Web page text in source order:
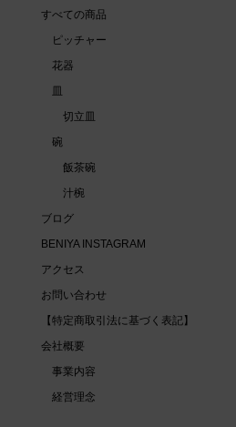
すべての商品
ピッチャー
花器
皿
切立皿
碗
飯茶碗
汁椀
ブログ
BENIYA INSTAGRAM
アクセス
お問い合わせ
【特定商取引法に基づく表記】
会社概要
事業内容
経営理念